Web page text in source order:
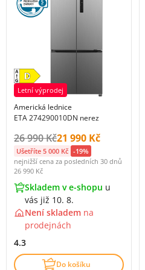
Letní výprodej
Americká lednice
ETA 274290010DN nerez
Původní cena s DPH:
26 990 KčCena s DPH:
21 990 Kč
Ušetříte 5 000 Kč -19%
nejnižší cena za posledních 30 dnů
26 990 Kč
Skladem v e-shopu u
vás již 10. 8.
Není skladem na
prodejnách
4.3
Do košíku